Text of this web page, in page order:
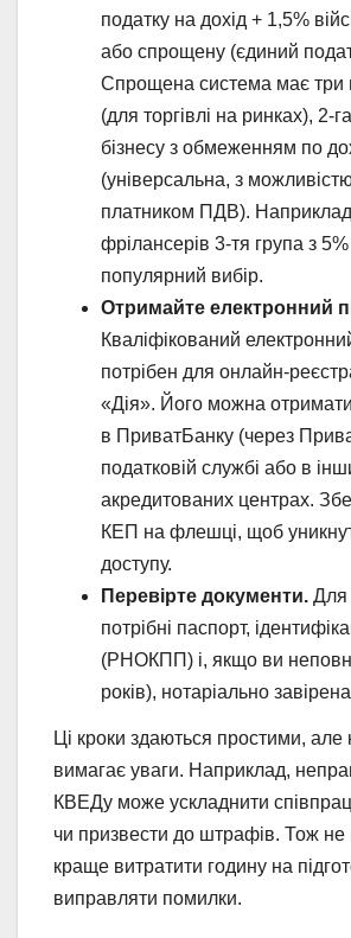
податку на дохід + 1,5%
або спрощену (єдиний
Спрощена система має три
(для торгівлі на ринках), 2-
бізнесу з обмеженням по
(універсальна, з
платником ПДВ).
фрілансерів 3-тя група з
популярний вибір.
Отримайте електронний
Кваліфікований
потрібен для онлайн-
«Дія». Його можна
в ПриватБанку (через
податковій службі або в
акредитованих центрах.
КЕП на флешці, щоб
доступу.
Перевірте документи. Для
потрібні паспорт,
(РНОКПП) і, якщо ви
років), нотаріально
Ці кроки здаються простими, але
вимагає уваги. Наприклад,
КВЕДу може ускладнити
чи призвести до штрафів. Тож не
краще витратити годину на
виправляти помилки.